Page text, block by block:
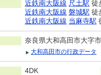
近鉄南大阪線 尺土駅 徒
近鉄南大阪線 磐城駅 徒
近鉄南大阪線 当麻寺駅
奈良県大和高田市大字
大和高田市の行政データ
4DK